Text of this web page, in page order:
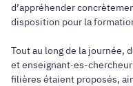
d’appréhender
disposition pour la
Tout au long de la journée,
et enseignant·es-
filières étaient proposés,